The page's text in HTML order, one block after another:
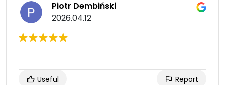
Piotr Dembiński
2026.04.12
Useful Report